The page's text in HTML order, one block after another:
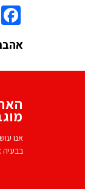
אנו
בבעיה